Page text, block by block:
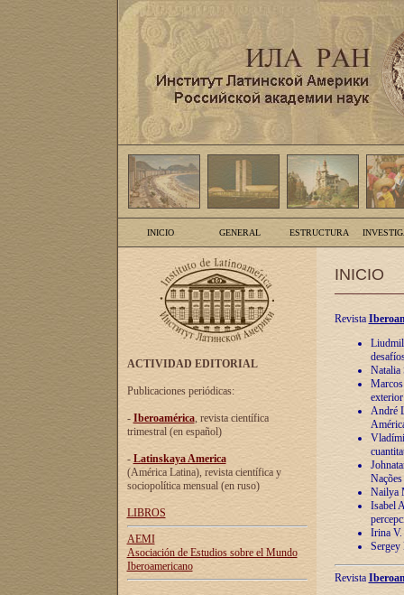
INICIO GENERAL ESTRUCTURA
ACTIVIDAD EDITORIAL
Publicaciones periódicas:
- Iberoamérica, revista científica
trimestral (en español)
- Latinskaya America
(América Latina), revista científica y
sociopolítica mensual (en ruso)
LIBROS
AEMI
Asociación de Estudios sobre el Mundo
Iberoamericano
INICIO
Revista
Natalia
André
Nailya
Isabel
Irina V.
Sergey
Revista